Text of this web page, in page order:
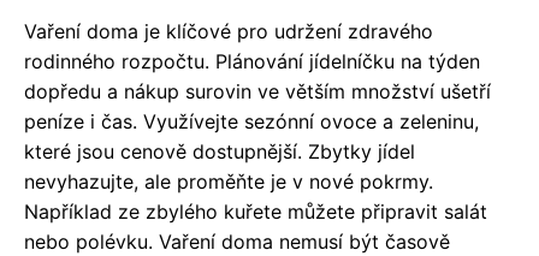
Vaření doma je klíčové pro udržení zdravého
rodinného rozpočtu. Plánování jídelníčku na týden
dopředu a nákup surovin ve větším množství ušetří
peníze i čas. Využívejte sezónní ovoce a zeleninu,
které jsou cenově dostupnější. Zbytky jídel
nevyhazujte, ale proměňte je v nové pokrmy.
Například ze zbylého kuřete můžete připravit salát
nebo polévku. Vaření doma nemusí být časově